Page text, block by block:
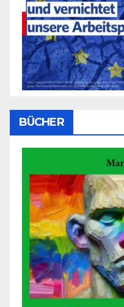
BÜCHER